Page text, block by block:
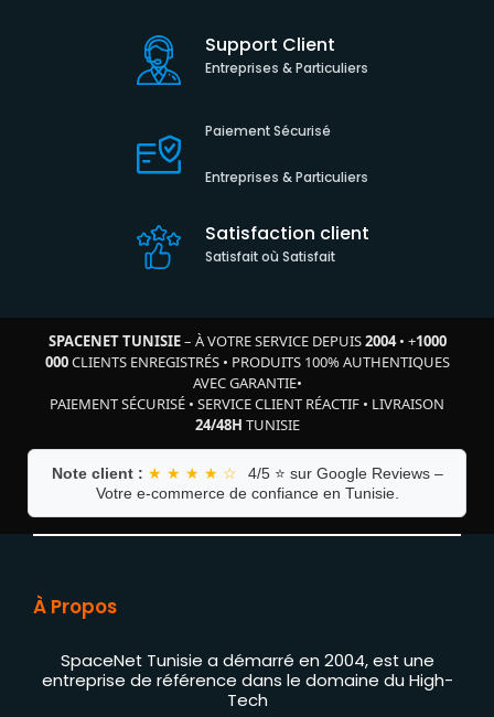
Support Client
Entreprises & Particuliers
Paiement Sécurisé
Entreprises & Particuliers
Satisfaction client
Satisfait où Satisfait
SPACENET TUNISIE– À VOTRE SERVICE DEPUIS2004• +1000
000CLIENTS ENREGISTRÉS• PRODUITS 100% AUTHENTIQUES
AVEC GARANTIE•
PAIEMENT SÉCURISÉ • SERVICE CLIENT RÉACTIF • LIVRAISON
24/48H TUNISIE
Note client : ★ ★ ★ ★ ☆
4/5 ⭐ sur Google Reviews –
Votre e-commerce de confiance en Tunisie.
À Propos
SpaceNet Tunisie a démarré en 2004, est une
entreprise de référence dans le domaine du High-
Tech